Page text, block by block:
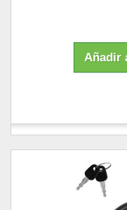
Añadir